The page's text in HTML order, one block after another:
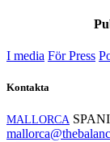
I media För Press
Kontakta
MALLORCA